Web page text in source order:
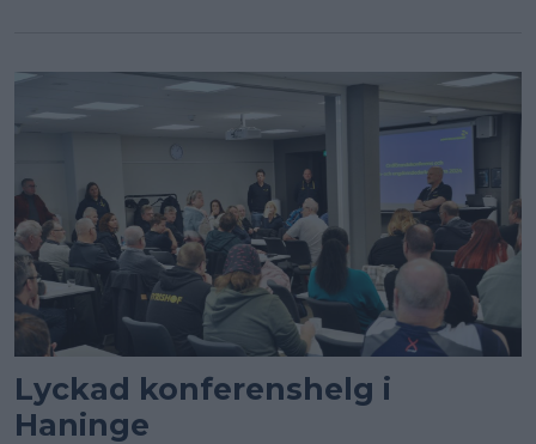
Lyckad konferenshelg i
Haninge